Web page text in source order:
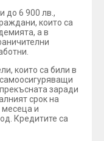
до 6 900 лв.,
които са
а в
които са били в
заради
срок на
месеца и
Кредитите са